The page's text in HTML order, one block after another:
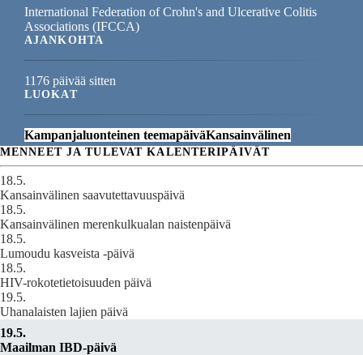
International Federation of Crohn's and Ulcerative Colitis
Associations (IFCCA)
AJANKOHTA
1176 päivää sitten
LUOKAT
Kampanjaluonteinen teemapäiväKansainvälinen
MENNEET JA TULEVAT KALENTERIPÄIVÄT
18.5.
Kansainvälinen saavutettavuuspäivä
18.5.
Kansainvälinen merenkulkualan naistenpäivä
18.5.
Lumoudu kasveista -päivä
18.5.
HIV-rokotetietoisuuden päivä
19.5.
Uhanalaisten lajien päivä
19.5.
Maailman IBD-päivä